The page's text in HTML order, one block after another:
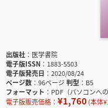
出版社
医学書院
電子版ISSN
1883-5503
電子版発売日
2020/08/24
ページ数
96ページ判型
B5
フォーマット
PDF（パソコンへ
電子版販売価格： ¥1,760(本体